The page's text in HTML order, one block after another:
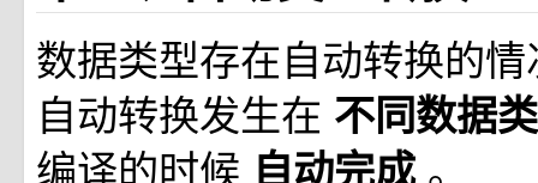
数据类型存在自动转换的
自动转换发生在 不同数据
编译的时候 自动完成 。